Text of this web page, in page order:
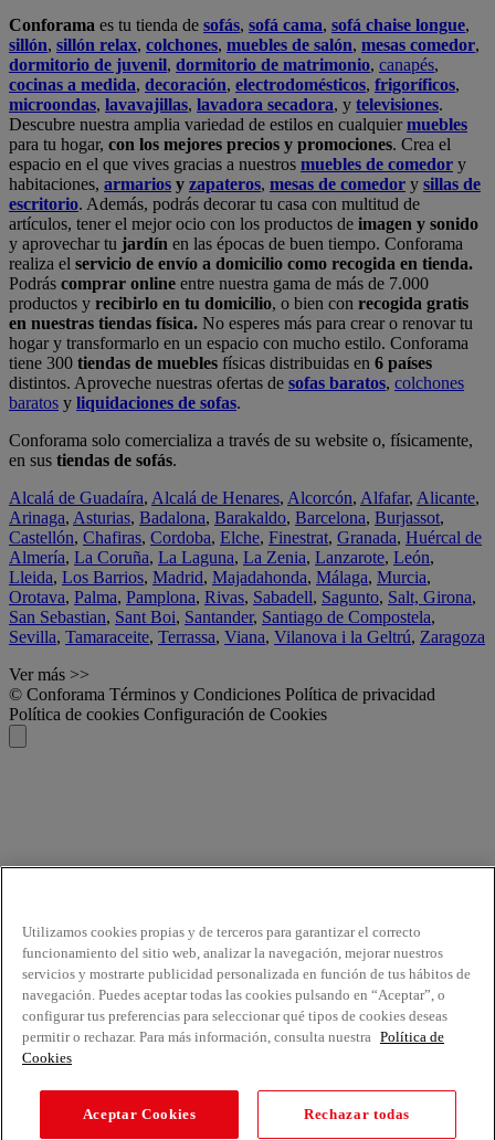
Conforama es tu tienda de sofás, sofá cama, sofá chaise longue,
sillón, sillón relax, colchones, muebles de salón, mesas comedor,
dormitorio de juvenil, dormitorio de matrimonio, canapés,
cocinas a medida, decoración, electrodomésticos, frigoríficos,
microondas, lavavajillas, lavadora secadora, y televisiones.
Descubre nuestra amplia variedad de estilos en cualquiermuebles
para tu hogar, con los mejores precios y promociones. Crea el
espacio en el que vives gracias a nuestros muebles de comedor y
habitaciones, armarios y zapateros, mesas de comedor y sillas de
escritorio. Además, podrás decorar tu casa con multitud de
artículos, tener el mejor ocio con los productos de imagen y sonido
y aprovechar tu jardín en las épocas de buen tiempo. Conforama
realiza el servicio de envío a domicilio como recogida en tienda.
Podrás comprar online entre nuestra gama de más de 7.000
productos y recibirlo en tu domicilio, o bien con recogida gratis
en nuestras tiendas física. No esperes más para crear o renovar tu
hogar y transformarlo en un espacio con mucho estilo. Conforama
tiene 300 tiendas de muebles físicas distribuidas en 6 países
distintos. Aproveche nuestras ofertas de sofas baratos, colchones
baratos y liquidaciones de sofas.
Conforama solo comercializa a través de su website o, físicamente,
en sus tiendas de sofás.
Alcalá de Guadaíra, Alcalá de Henares, Alcorcón, Alfafar, Alicante,
Arinaga, Asturias, Badalona, Barakaldo, Barcelona, Burjassot,
Castellón, Chafiras, Cordoba, Elche, Finestrat, Granada, Huércal de
Almería, La Coruña, La Laguna, La Zenia, Lanzarote, León,
Lleida, Los Barrios, Madrid, Majadahonda, Málaga, Murcia,
Orotava, Palma, Pamplona, Rivas, Sabadell, Sagunto, Salt, Girona,
San Sebastian, Sant Boi, Santander, Santiago de Compostela,
Sevilla, Tamaraceite, Terrassa, Viana, Vilanova i la Geltrú, Zaragoza
Ver más >>
© Conforama Términos y Condiciones Política de privacidad
Política de cookies Configuración de Cookies
Utilizamos cookies propias y de terceros para garantizar el correcto
funcionamiento del sitio web, analizar la navegación, mejorar nuestros
servicios y mostrarte publicidad personalizada en función de tus hábitos de
navegación. Puedes aceptar todas las cookies pulsando en “Aceptar”, o
configurar tus preferencias para seleccionar qué tipos de cookies deseas
permitir o rechazar. Para más información, consulta nuestra Política de
Cookies
Aceptar Cookies Rechazar todas